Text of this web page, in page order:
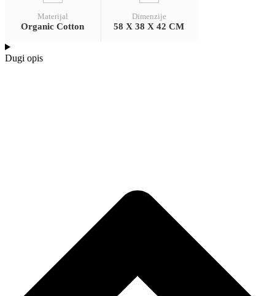
Materijal
Organic Cotton
Dimenzije
58 X 38 X 42 CM
Dugi opis